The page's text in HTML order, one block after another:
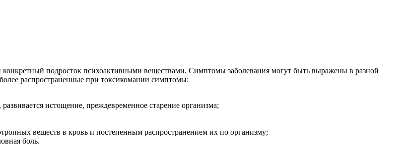
подросток психоактивными веществами. Симптомы заболевания могут быть выражены в разной
распространенные при токсикомании симптомы:
истощение, преждевременное старение организма;
веществ в кровь и постепенным распространением их по организму;
боль.